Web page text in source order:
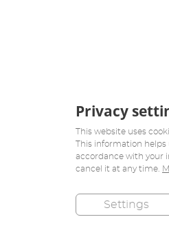
Privacy
This website uses
This information helps
accordance with your
cancel it at any time.
Settings